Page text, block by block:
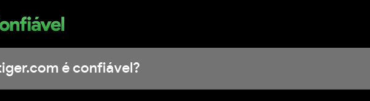
é confiável?